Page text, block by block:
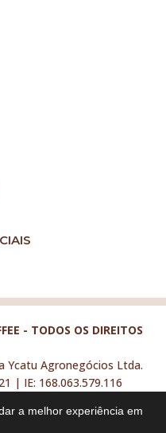
- TODOS OS DIREITOS
Ycatu Agronegócios Ltda.
| IE: 168.063.579.116
a melhor experiência em